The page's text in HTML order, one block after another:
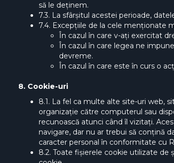
să le deținem.
7.3. La sfârșitul acestei perioade,
7.4. Excepțiile de la cele menționate
În cazul în care v-ați exercitat
În cazul în care legea ne
devreme.
În cazul în care este în curs o
8. Cookie-uri
8.1. La fel ca multe alte site-uri web,
organizație către computerul sau
recunoască atunci când îl vizitați.
navigare, dar nu ar trebui să conțină
caracter personal în conformitate cu
8.2. Toate fișierele cookie utilizate